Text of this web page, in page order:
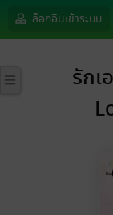
ล็อกอินเข้าระบบ
รักเ